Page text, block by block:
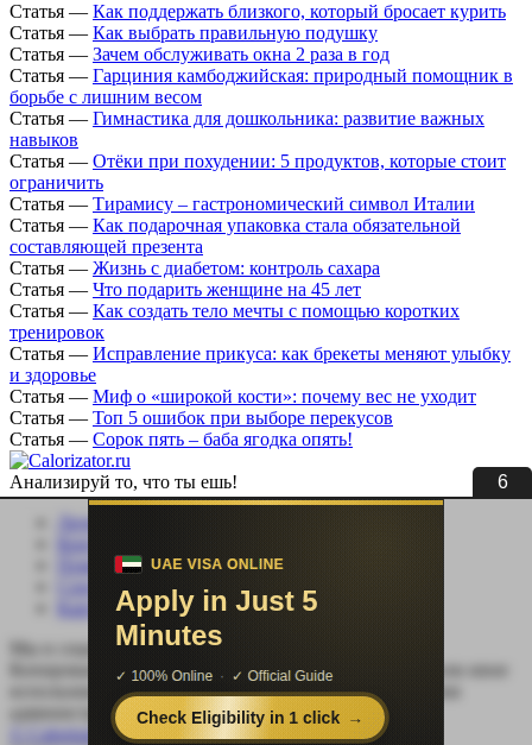
6
Статья — Как поддержать близкого, который бросает курить
Статья — Как выбрать правильную подушку
Статья — Зачем обслуживать окна 2 раза в год
Статья — Гарциния камбоджийская: природный помощник в
борьбе с лишним весом
Статья — Гимнастика для дошкольника: развитие важных
навыков
Статья — Отёки при похудении: 5 продуктов, которые стоит
ограничить
Статья — Тирамису – гастрономический символ Италии
Статья — Как подарочная упаковка стала обязательной
составляющей презента
Статья — Жизнь с диабетом: контроль сахара
Статья — Что подарить женщине на 45 лет
Статья — Как создать тело мечты с помощью коротких
тренировок
Статья — Исправление прикуса: как брекеты меняют улыбку
и здоровье
Статья — Миф о «широкой кости»: почему вес не уходит
Статья — Топ 5 ошибок при выборе перекусов
Статья — Сорок пять – баба ягодка опять!
Анализируй то, что ты ешь!
Личный кабинет
Помощь сайту
Соцсети
Карта сайта
Мы в социальных сетях:
Копирование, перепечатка (целиком или частично) или иное
использование материала без письменного разрешения
администрации сайта Calorizator.ru не допускается.
© Calorizator.ru 2008-2026